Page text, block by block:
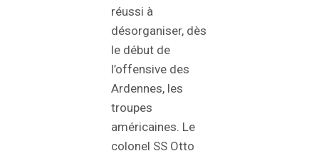
réussi à
désorganiser, dès
le début de
l’offensive des
Ardennes, les
troupes
américaines. Le
colonel SS Otto